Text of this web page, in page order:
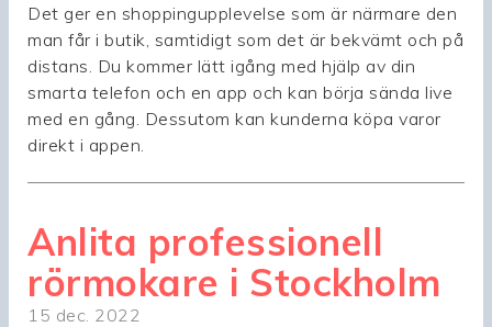
Det ger en shoppingupplevelse som är närmare den
man får i butik, samtidigt som det är bekvämt och på
distans. Du kommer lätt igång med hjälp av din
smarta telefon och en app och kan börja sända live
med en gång. Dessutom kan kunderna köpa varor
direkt i appen.
Anlita professionell
rörmokare i Stockholm
15 dec. 2022